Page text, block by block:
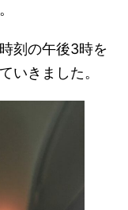
刻の午後3時を
いきました。